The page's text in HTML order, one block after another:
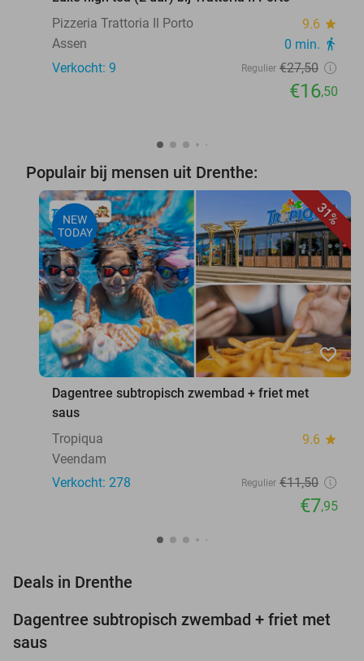
Pizzeria Trattoria Il Porto
9.6 star
Assen 0 min. directions_walk
Verkocht: 9 Regulier €27,50
€16,50
Populair bij mensen uit Drenthe:
31%
NEW
TODAY
favorite_border
Dagentree subtropisch zwembad + friet met
saus
Tropiqua
9.6 star
Veendam
Verkocht: 278
Regulier €11,50
€7,95
Deals in Drenthe
31%
NEW
TODAY
Dagentree subtropisch zwembad + friet met
saus